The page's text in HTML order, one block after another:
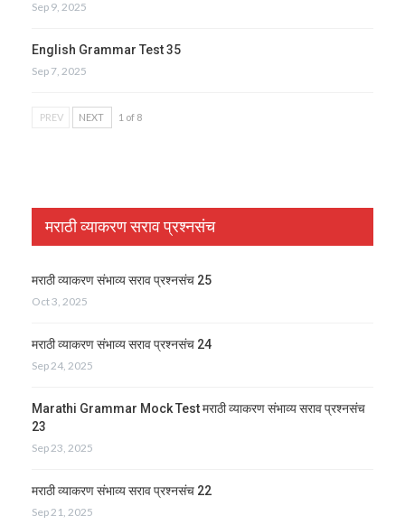
Sep 9, 2025
English Grammar Test 35
Sep 7, 2025
PREV NEXT 1 of 8
मराठी व्याकरण सराव प्रश्नसंच
मराठी व्याकरण संभाव्य सराव प्रश्नसंच 25
Oct 3, 2025
मराठी व्याकरण संभाव्य सराव प्रश्नसंच 24
Sep 24, 2025
Marathi Grammar Mock Test मराठी व्याकरण संभाव्य सराव प्रश्नसंच
23
Sep 23, 2025
मराठी व्याकरण संभाव्य सराव प्रश्नसंच 22
Sep 21, 2025